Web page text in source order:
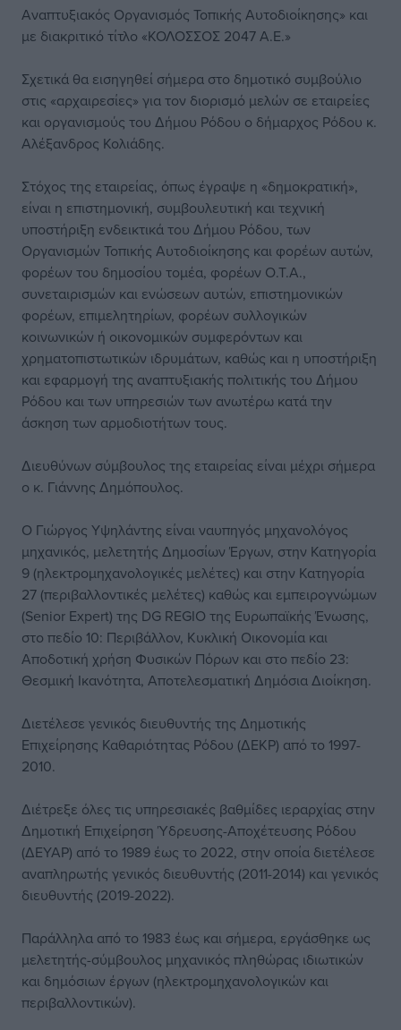
Αναπτυξιακός Οργανισμός Τοπικής Αυτοδιοίκησης» και
με διακριτικό τίτλο «ΚΟΛΟΣΣΟΣ 2047 Α.Ε.»
Σχετικά θα εισηγηθεί σήμερα στο δημοτικό συμβούλιο
στις «αρχαιρεσίες» για τον διορισμό μελών σε εταιρείες
και οργανισμούς του Δήμου Ρόδου ο δήμαρχος Ρόδου κ.
Αλέξανδρος Κολιάδης.
Στόχος της εταιρείας, όπως έγραψε η «δημοκρατική»,
είναι η επιστημονική, συμβουλευτική και τεχνική
υποστήριξη ενδεικτικά του Δήμου Ρόδου, των
Οργανισμών Τοπικής Αυτοδιοίκησης και φορέων αυτών,
φορέων του δημοσίου τομέα, φορέων Ο.Τ.Α.,
συνεταιρισμών και ενώσεων αυτών, επιστημονικών
φορέων, επιμελητηρίων, φορέων συλλογικών
κοινωνικών ή οικονομικών συμφερόντων και
χρηματοπιστωτικών ιδρυμάτων, καθώς και η υποστήριξη
και εφαρμογή της αναπτυξιακής πολιτικής του Δήμου
Ρόδου και των υπηρεσιών των ανωτέρω κατά την
άσκηση των αρμοδιοτήτων τους.
Διευθύνων σύμβουλος της εταιρείας είναι μέχρι σήμερα
ο κ. Γιάννης Δημόπουλος.
Ο Γιώργος Υψηλάντης είναι ναυπηγός μηχανολόγος
μηχανικός, μελετητής Δημοσίων Έργων, στην Κατηγορία
9 (ηλεκτρομηχανολογικές μελέτες) και στην Κατηγορία
27 (περιβαλλοντικές μελέτες) καθώς και εμπειρογνώμων
(Senior Expert) της DG REGIO της Ευρωπαϊκής Ένωσης,
στο πεδίο 10: Περιβάλλον, Κυκλική Οικονομία και
Αποδοτική χρήση Φυσικών Πόρων και στο πεδίο 23:
Θεσμική Ικανότητα, Αποτελεσματική Δημόσια Διοίκηση.
Διετέλεσε γενικός διευθυντής της Δημοτικής
Επιχείρησης Καθαριότητας Ρόδου (ΔΕΚΡ) από το 1997-
2010.
Διέτρεξε όλες τις υπηρεσιακές βαθμίδες ιεραρχίας στην
Δημοτική Επιχείρηση Ύδρευσης-Αποχέτευσης Ρόδου
(ΔΕΥΑΡ) από το 1989 έως το 2022, στην οποία διετέλεσε
αναπληρωτής γενικός διευθυντής (2011-2014) και γενικός
διευθυντής (2019-2022).
Παράλληλα από το 1983 έως και σήμερα, εργάσθηκε ως
μελετητής-σύμβουλος μηχανικός πληθώρας ιδιωτικών
και δημόσιων έργων (ηλεκτρομηχανολογικών και
περιβαλλοντικών).